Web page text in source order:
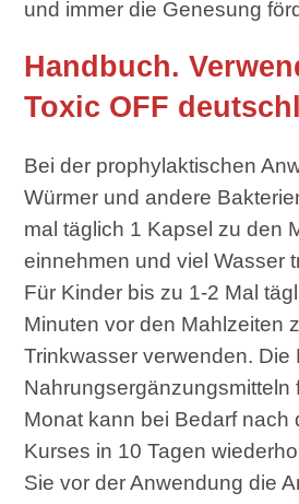
und immer die Genesung
Handbuch.
Toxic OFF
Bei der prophylaktischen
Würmer und andere
mal täglich 1 Kapsel zu den
einnehmen und viel Wasser
Für Kinder bis zu 1-2 Mal
Minuten vor den Mahlzeiten
Trinkwasser verwenden. Die
Nahrungsergänzungsmitteln
Monat kann bei Bedarf nach
Kurses in 10 Tagen
Sie vor der Anwendung die